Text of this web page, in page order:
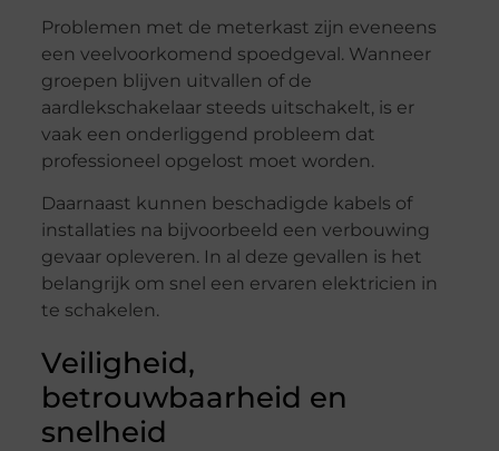
Problemen met de meterkast zijn eveneens
een veelvoorkomend spoedgeval. Wanneer
groepen blijven uitvallen of de
aardlekschakelaar steeds uitschakelt, is er
vaak een onderliggend probleem dat
professioneel opgelost moet worden.
Daarnaast kunnen beschadigde kabels of
installaties na bijvoorbeeld een verbouwing
gevaar opleveren. In al deze gevallen is het
belangrijk om snel een ervaren elektricien in
te schakelen.
Veiligheid,
betrouwbaarheid en
snelheid